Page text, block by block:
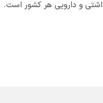
و دارویی هر کشور است.